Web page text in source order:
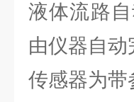
液体流路
由仪器自动
传感器为带